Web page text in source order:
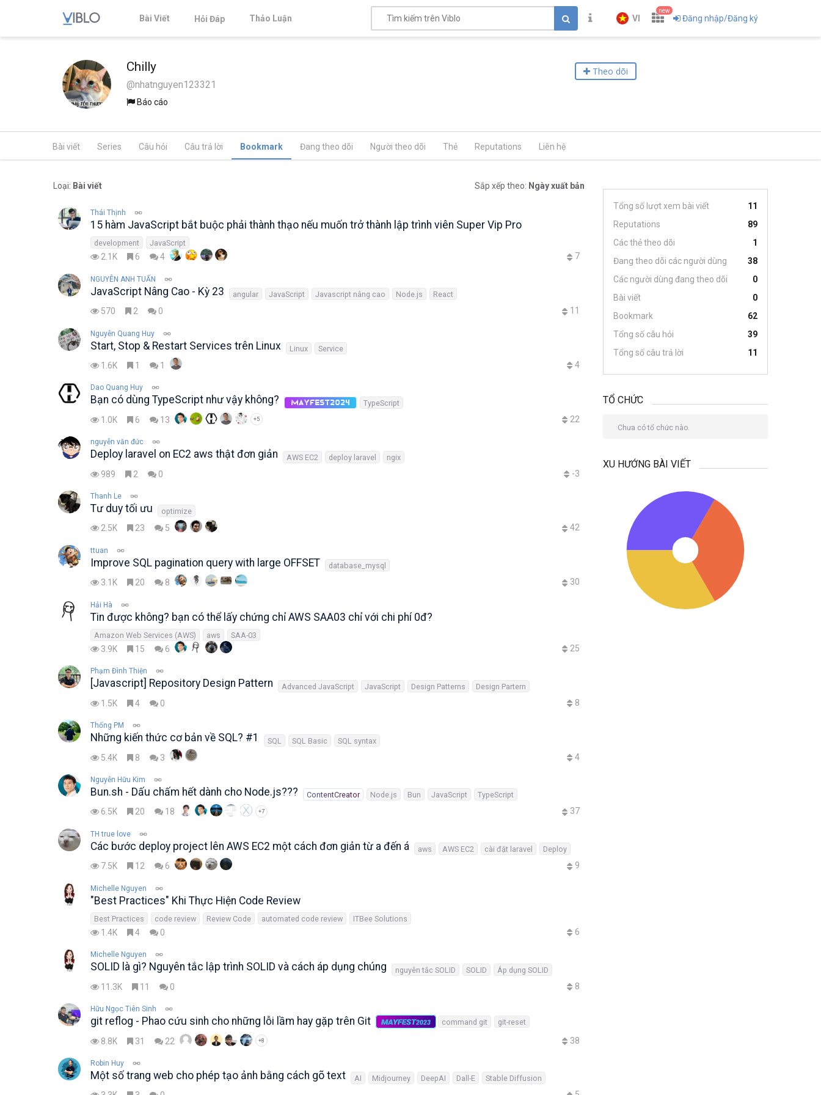
Bài Viết Hỏi Đáp Thảo Luận VI
new
Đăng nhập/Đăng ký
Chilly
@nhatnguyen123321
Báo cáo
Theo dõi
Bài viết Series Câu hỏi Câu trả lời Bookmark Đang theo dõi Người theo dõi Thẻ Reputations Liên hệ
Loại: Bài viết Sắp xếp theo: Ngày xuất bản
Thái Thịnh
15 hàm JavaScript bắt buộc phải thành thạo nếu muốn trở thành lập trình viên Super Vip Pro
development JavaScript
2.1K 6 4 7
NGUYỄN ANH TUẤN
JavaScript Nâng Cao - Kỳ 23 angular JavaScript Javascript nâng cao Node.js React
570 2 0 11
Nguyễn Quang Huy
Start, Stop & Restart Services trên Linux Linux Service
1.6K 1 1 4
Dao Quang Huy
Bạn có dùng TypeScript như vậy không? MayFest2024 TypeScript
1.0K 6 13 +5 22
nguyễn văn đức
Deploy laravel on EC2 aws thật đơn giản AWS EC2 deploy laravel ngix
989 2 0 -3
Thanh Le
Tư duy tối ưu optimize
2.5K 23 5 42
ttuan
Improve SQL pagination query with large OFFSET database_mysql
3.1K 20 8 30
Hải Hà
Tin được không? bạn có thể lấy chứng chỉ AWS SAA03 chỉ với chi phí 0đ?
Amazon Web Services (AWS) aws SAA-03
3.9K 15 6 25
Phạm Đình Thiện
[Javascript] Repository Design Pattern Advanced JavaScript JavaScript Design Patterns Design Partern
1.5K 4 0 8
Thống PM
Những kiến thức cơ bản về SQL? #1 SQL SQL Basic SQL syntax
5.4K 8 3 4
Nguyễn Hữu Kim
Bun.sh - Dấu chấm hết dành cho Node.js??? ContentCreator Node.js Bun JavaScript TypeScript
6.5K 20 18 +7 37
TH true love
Các bước deploy project lên AWS EC2 một cách đơn giản từ a đến á aws AWS EC2 cài đặt laravel Deploy
7.5K 12 6 9
Michelle Nguyen
"Best Practices" Khi Thực Hiện Code Review
Best Practices code review Review Code automated code review ITBee Solutions
1.4K 4 0 6
Michelle Nguyen
SOLID là gì? Nguyên tắc lập trình SOLID và cách áp dụng chúng nguyên tắc SOLID SOLID Áp dụng SOLID
11.3K 11 0 8
Hữu Ngọc Tiên Sinh
git reflog - Phao cứu sinh cho những lỗi lầm hay gặp trên Git MAYFEST2023 command git git-reset
8.8K 31 22 +8 38
Robin Huy
Một số trang web cho phép tạo ảnh bằng cách gõ text AI Midjourney DeepAI Dall-E Stable Diffusion
Tổng số lượt xem bài viết
11
Reputations
89
Các thẻ theo dõi
1
Đang theo dõi các người dùng
38
Các người dùng đang theo dõi
0
Bài viết
0
Bookmark
62
Tổng số câu hỏi
39
Tổng số câu trả lời
11
TỔ CHỨC
Chưa có tổ chức nào.
XU HƯỚNG BÀI VIẾT